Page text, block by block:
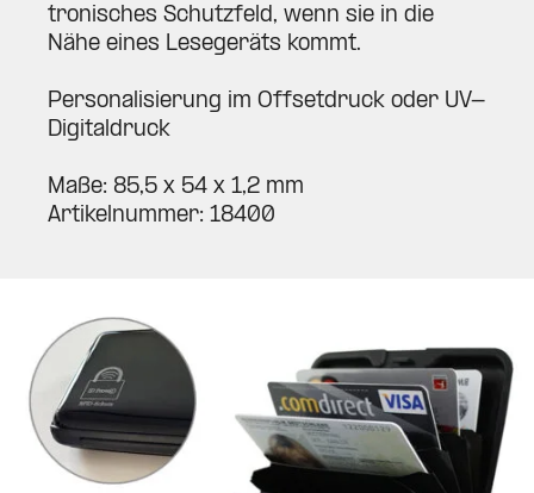
tro­ni­sches Schutzfeld, wenn sie in die
Nähe eines Lese­geräts kommt.
Per­so­na­li­sierung im Off­set­druck oder UV-
Digi­tal­druck
Maße: 85,5 x 54 x 1,2 mm
Arti­kel­nummer: 18400